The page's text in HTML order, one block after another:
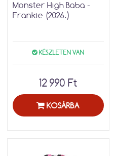
Monster High Baba -
Frankie (2026.)
KÉSZLETEN VAN
12 990 Ft
KOSÁRBA